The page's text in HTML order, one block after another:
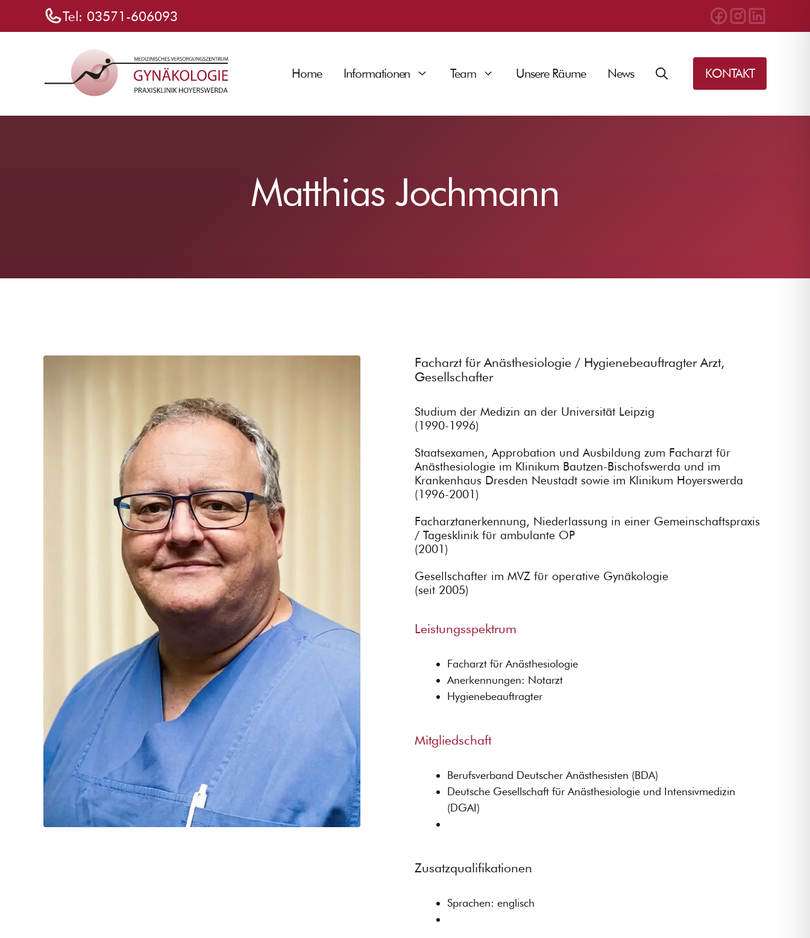
Tel: 03571-606093
Home Informationen Team Unsere Räume News KONTAKT
Matthias Jochmann
Facharzt für Anästhesiologie / Hygienebeauftragter Arzt,
Gesellschafter
Studium der Medizin an der Universität Leipzig
(1990-1996)
Staatsexamen, Approbation und Ausbildung zum Facharzt für
Anästhesiologie im Klinikum Bautzen-Bischofswerda und im
Krankenhaus Dresden Neustadt sowie im Klinikum Hoyerswerda
(1996-2001)
Facharztanerkennung, Niederlassung in einer Gemeinschaftspraxis
/ Tagesklinik für ambulante OP
(2001)
Gesellschafter im MVZ für operative Gynäkologie
(seit 2005)
Leistungsspektrum
Facharzt für Anästhesiologie
Anerkennungen: Notarzt
Hygienebeauftragter
Mitgliedschaft
Berufsverband Deutscher Anästhesisten (BDA)
Deutsche Gesellschaft für Anästhesiologie und Intensivmedizin
(DGAI)
Zusatzqualifikationen
Sprachen: englisch